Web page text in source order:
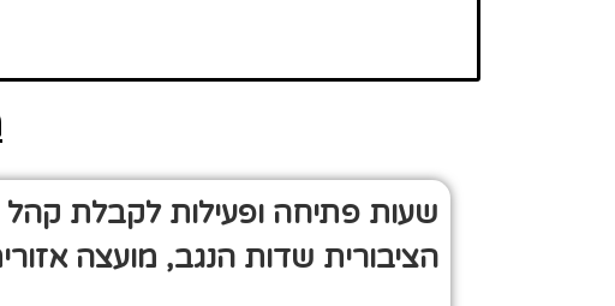
שעות פתיחה ופעילות לקבלת
הציבורית שדות הנגב, מועצה